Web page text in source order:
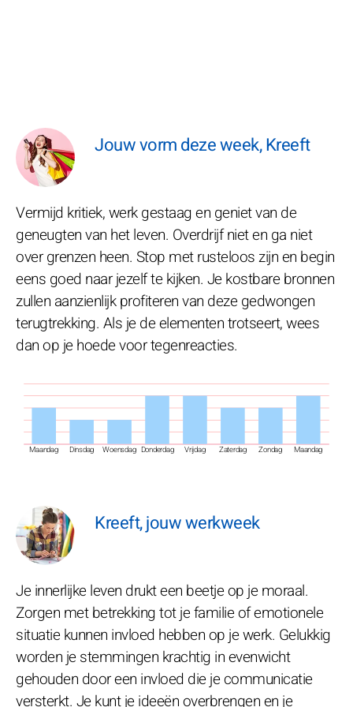
Jouw vorm deze week, Kreeft
Maandag Dinsdag Woensdag Donderdag Vrijdag Zaterdag Zondag Maandag
Vermijd kritiek, werk gestaag en geniet van de
geneugten van het leven. Overdrijf niet en ga niet
over grenzen heen. Stop met rusteloos zijn en begin
eens goed naar jezelf te kijken. Je kostbare bronnen
zullen aanzienlijk profiteren van deze gedwongen
terugtrekking. Als je de elementen trotseert, wees
dan op je hoede voor tegenreacties.
Kreeft, jouw werkweek
Je innerlijke leven drukt een beetje op je moraal.
Zorgen met betrekking tot je familie of emotionele
situatie kunnen invloed hebben op je werk. Gelukkig
worden je stemmingen krachtig in evenwicht
gehouden door een invloed die je communicatie
versterkt. Je kunt je ideeën overbrengen en je